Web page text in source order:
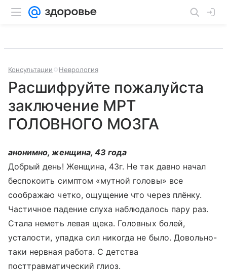
Консультации Неврология
Расшифруйте пожалуйста
заключение МРТ
ГОЛОВНОГО МОЗГА
анонимно, женщина, 43 года
Добрый день! Женщина, 43г. Не так давно начал
беспокоить симптом «мутной головы» все
соображаю четко, ощущение что через плёнку.
Частичное падение слуха наблюдалось пару раз.
Стала неметь левая щека. Головных болей,
усталости, упадка сил никогда не было. Довольно-
таки нервная работа. С детства
посттравматический глиоз.